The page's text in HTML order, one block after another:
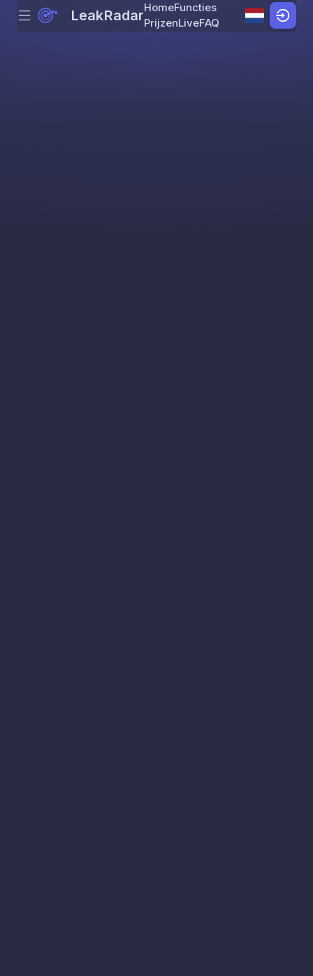
Skip to content
Menu LeakRadarHomeFuncties
PrijzenLiveFAQ